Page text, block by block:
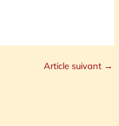
Article suivant →